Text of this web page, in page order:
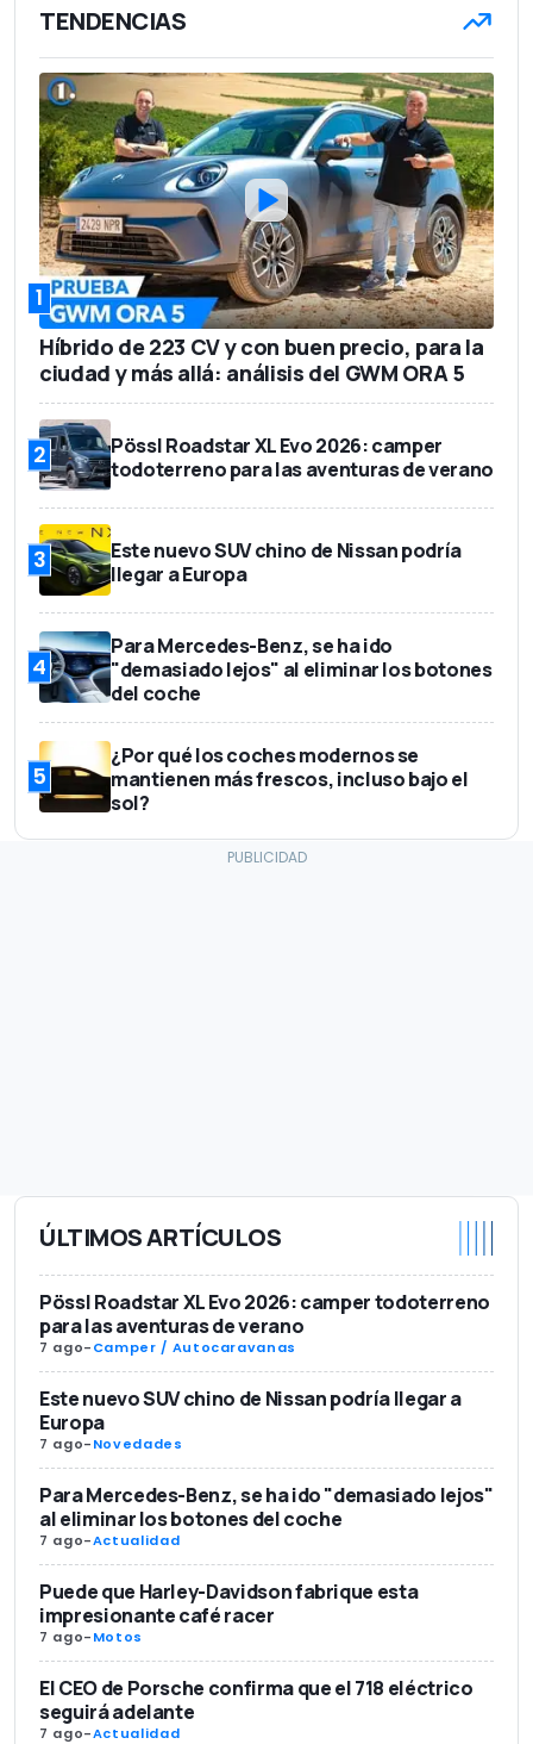
TENDENCIAS
1
Híbrido de 223 CV y con buen precio, para la
ciudad y más allá: análisis del GWM ORA 5
2
Pössl Roadstar XL Evo 2026: camper
todoterreno para las aventuras de verano
3
Este nuevo SUV chino de Nissan podría
llegar a Europa
4
Para Mercedes-Benz, se ha ido
"demasiado lejos" al eliminar los botones
del coche
5
¿Por qué los coches modernos se
mantienen más frescos, incluso bajo el
sol?
ÚLTIMOS ARTÍCULOS
Pössl Roadstar XL Evo 2026: camper todoterreno
para las aventuras de verano
7 ago-Camper / Autocaravanas
Este nuevo SUV chino de Nissan podría llegar a
Europa
7 ago-Novedades
Para Mercedes-Benz, se ha ido "demasiado lejos"
al eliminar los botones del coche
7 ago-Actualidad
Puede que Harley-Davidson fabrique esta
impresionante café racer
7 ago-Motos
El CEO de Porsche confirma que el 718 eléctrico
seguirá adelante
7 ago-Actualidad